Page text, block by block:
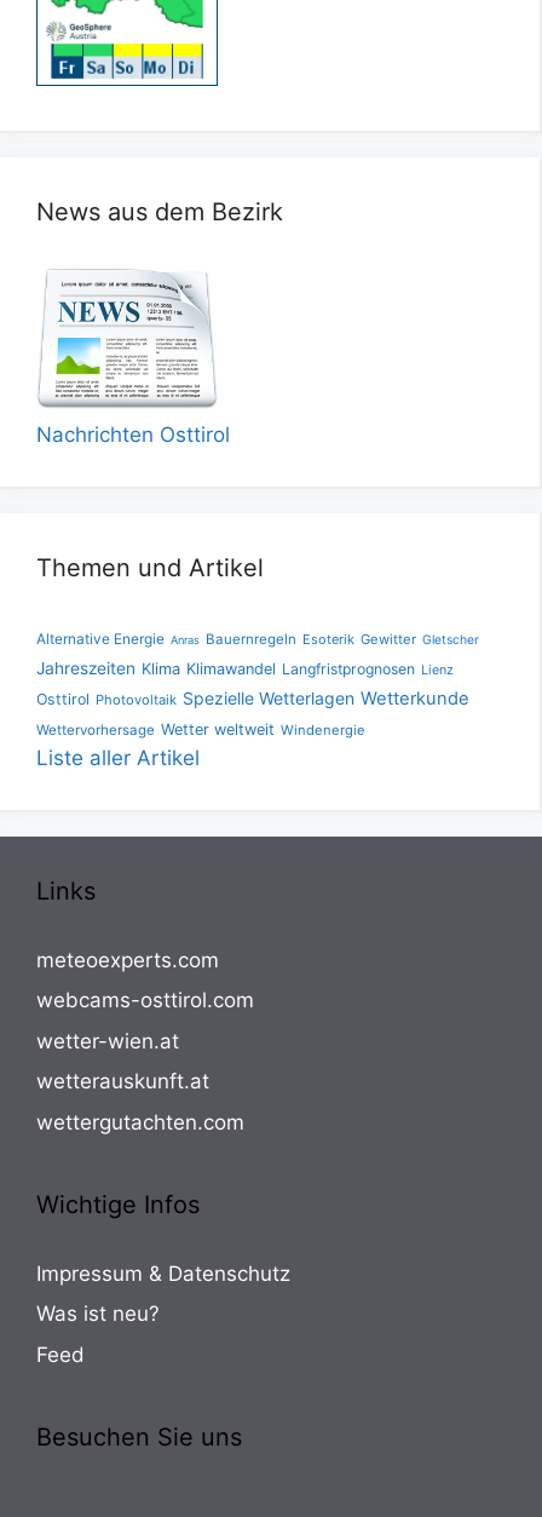
News aus dem Bezirk
Nachrichten Osttirol
Themen und Artikel
Alternative Energie Anras Bauernregeln Esoterik Gewitter Gletscher
Jahreszeiten Klima Klimawandel Langfristprognosen Lienz
Osttirol Photovoltaik Spezielle Wetterlagen Wetterkunde
Wettervorhersage Wetter weltweit Windenergie
Liste aller Artikel
Links
meteoexperts.com
webcams-osttirol.com
wetter-wien.at
wetterauskunft.at
wettergutachten.com
Wichtige Infos
Impressum & Datenschutz
Was ist neu?
Feed
Besuchen Sie uns